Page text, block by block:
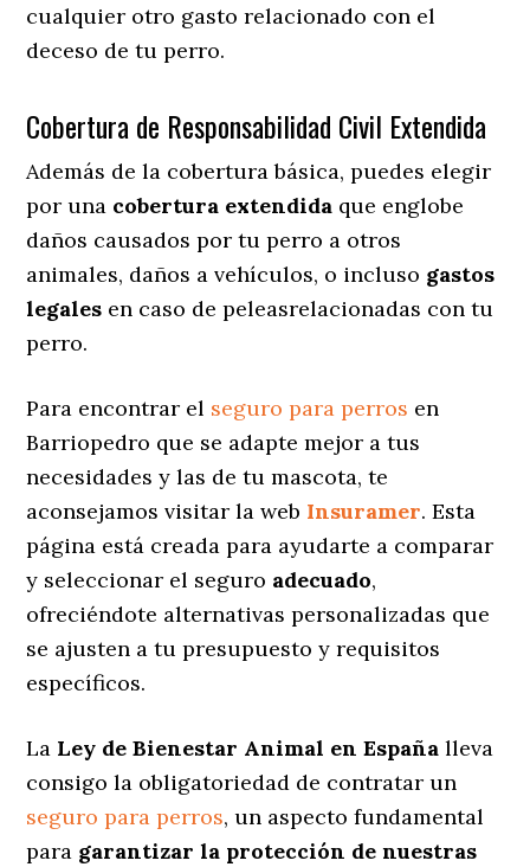
cualquier otro gasto relacionado con el
deceso de tu perro.
Cobertura de Responsabilidad Civil Extendida
Además de la cobertura básica, puedes elegir
por una cobertura extendida que englobe
daños causados por tu perro a otros
animales, daños a vehículos, o incluso gastos
legales en caso de peleasrelacionadas con tu
perro.
Para encontrar el seguro para perros en
Barriopedro que se adapte mejor a tus
necesidades y las de tu mascota, te
aconsejamos visitar la web Insuramer. Esta
página está creada para ayudarte a comparar
y seleccionar el seguro adecuado,
ofreciéndote alternativas personalizadas que
se ajusten a tu presupuesto y requisitos
específicos.
La Ley de Bienestar Animal en España lleva
consigo la obligatoriedad de contratar un
seguro para perros, un aspecto fundamental
para garantizar la protección de nuestras